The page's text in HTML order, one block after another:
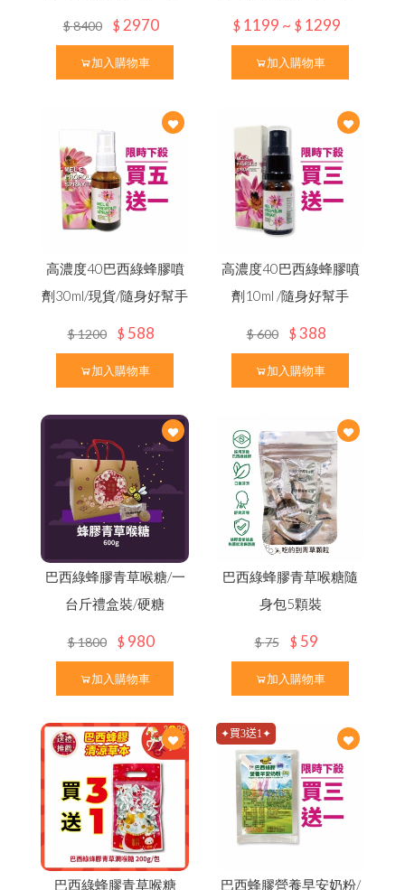
買
就
送
✦
熱
銷
明
星
商
品
(
價
值
2
8
0
元
↗
下殺33折✦父親節尊享組
第2件7折起✦頂級蜂蜜系列
熱銷禮盒250元起✦中秋獻禮組
買大送小✦陳釀蜂蜜醋
顏
三日齡蜂王漿/純蜂王乳膠囊
綠蜂膠葉黃素 ✦ 美國實證專利配方
高
濃
度
巴
西
綠
蜂
膠
（
噴
劑
/
滴
劑
/
膠
囊
/
4
0
0
億
益
生
菌
）
100% 頂級蒲鹽蜂花粉
100% 台灣頂級純蜂蜜高山野花冬蜜｜國際三星認證
龍眼蜜｜國際三星認證
荔枝蜜
百花蜜
陳釀蜂蜜醋
陳釀蜂蜜醋
養
生
黑
糖
/
冰
糖
茶
磚
（
蜂
蜜
菊
花
/
桂
圓
紅
棗
薑
母
茶
）
蜂蜜枇杷潤喉糖/蜂膠青草硬喉糖
節慶生日送禮 ✦ 精美禮盒
企
業
大
宗
採
購
免
付
費
專
線
0
8
0
0
-
8
9
9
8
2
8
會員獨享
食用說明
$8400 $ 2970
加入購物車
$ 1199 ~ $ 1299
加入購物車
高濃度40巴西綠蜂膠噴
劑30ml/現貨/隨身好幫手
$1200 $ 588
加入購物車
高濃度40巴西綠蜂膠噴
劑10ml /隨身好幫手
$600 $ 388
加入購物車
巴西綠蜂膠青草喉糖/一
台斤禮盒裝/硬糖
$1800 $ 980
加入購物車
巴西綠蜂膠青草喉糖隨
身包5顆裝
$75 $ 59
加入購物車
巴西綠蜂膠青草喉糖
✦買3送1✦
巴西蜂膠營養早安奶粉/